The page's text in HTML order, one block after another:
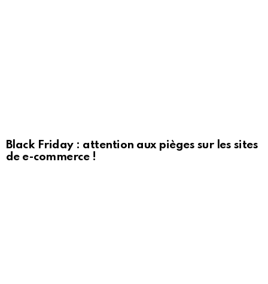
Black Friday : attention aux pièges sur les sites
de e-commerce !